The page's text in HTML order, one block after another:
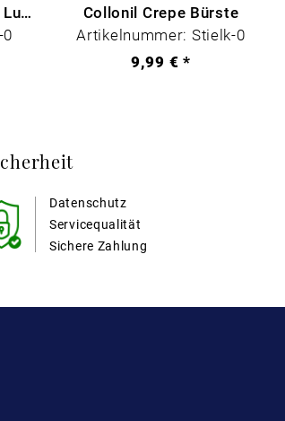
Collonil - 1909 Creme De Luxe Farblos
Collonil Crepe Bürste
Artikelnummer: Stielk-0
9,99 € *
Datenschutz
Sichere Zahlung
Servicequalität